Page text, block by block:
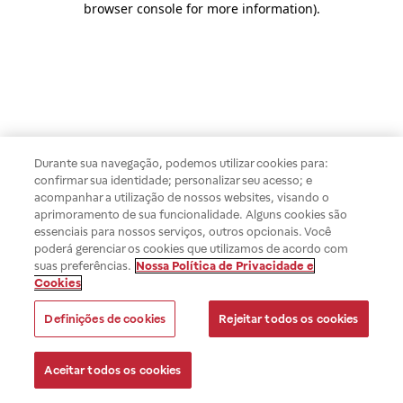
browser console for more information).
Durante sua navegação, podemos utilizar cookies para:
confirmar sua identidade; personalizar seu acesso; e
acompanhar a utilização de nossos websites, visando o
aprimoramento de sua funcionalidade. Alguns cookies são
essenciais para nossos serviços, outros opcionais. Você
poderá gerenciar os cookies que utilizamos de acordo com
suas preferências. Nossa Política de Privacidade e
Cookies
Definições de cookies Rejeitar todos os cookies
Aceitar todos os cookies